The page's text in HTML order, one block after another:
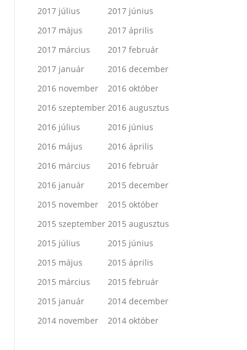
2017 július
2017 június
2017 május
2017 április
2017 március
2017 február
2017 január
2016 december
2016 november
2016 október
2016 szeptember 2016 augusztus
2016 július
2016 június
2016 május
2016 április
2016 március
2016 február
2016 január
2015 december
2015 november
2015 október
2015 szeptember 2015 augusztus
2015 július
2015 június
2015 május
2015 április
2015 március
2015 február
2015 január
2014 december
2014 november
2014 október